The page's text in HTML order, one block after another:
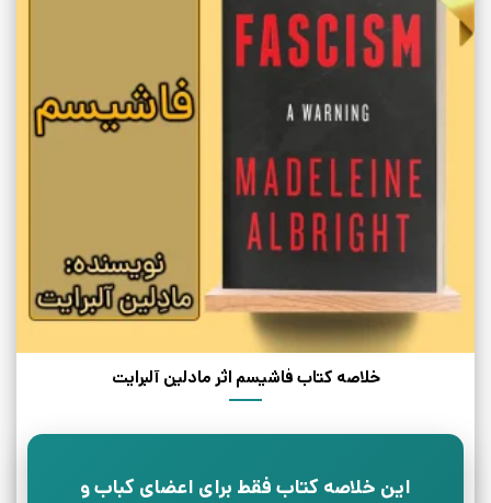
خلاصه کتاب فاشیسم اثر مادلین آلبرایت
این خلاصه کتاب فقط برای اعضای کباب و